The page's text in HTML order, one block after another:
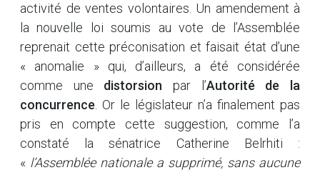
activité de ventes volontaires. Un amendement à
la nouvelle loi soumis au vote de l’Assemblée
reprenait cette préconisation et faisait état d’une
« anomalie » qui, d’ailleurs, a été considérée
comme une distorsion par l’Autorité de la
concurrence . Or le législateur n’a finalement pas
pris en compte cette suggestion, comme l’a
constaté la sénatrice Catherine Belrhiti :
« l’Assemblée nationale a supprimé, sans aucune